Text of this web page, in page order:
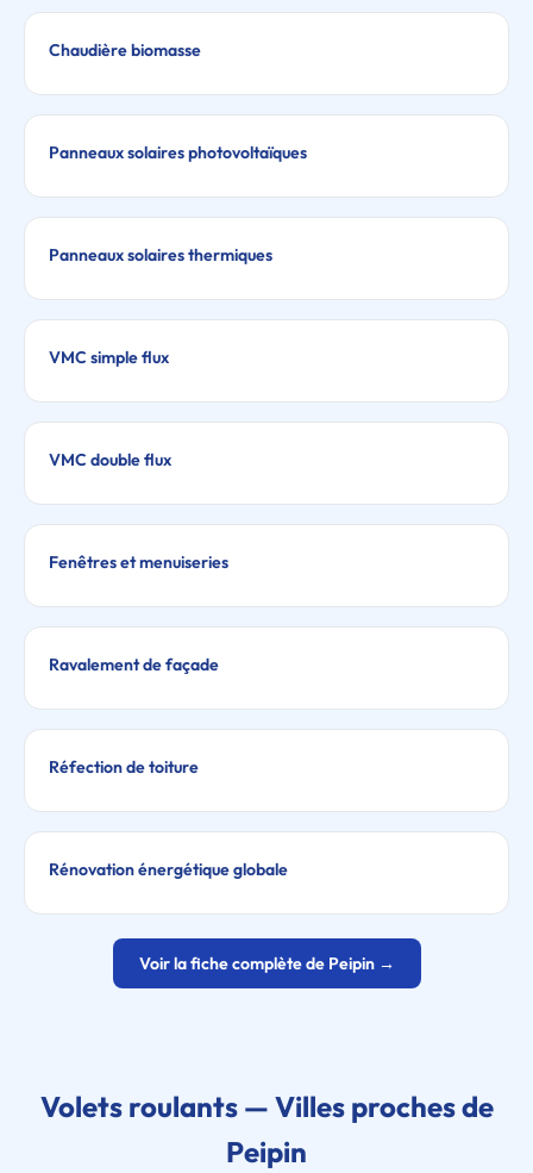
Chaudière biomasse
Panneaux solaires photovoltaïques
Panneaux solaires thermiques
VMC simple flux
VMC double flux
Fenêtres et menuiseries
Ravalement de façade
Réfection de toiture
Rénovation énergétique globale
Voir la fiche complète de Peipin →
Volets roulants — Villes proches de
Peipin